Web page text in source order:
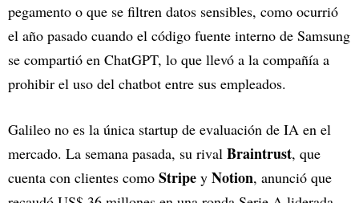
pegamento o que se filtren datos sensibles, como ocurrió
el año pasado cuando el código fuente interno de Samsung
se compartió en ChatGPT, lo que llevó a la compañía a
prohibir el uso del chatbot entre sus empleados.
Galileo no es la única startup de evaluación de IA en el
mercado. La semana pasada, su rival Braintrust, que
cuenta con clientes como Stripe y Notion, anunció que